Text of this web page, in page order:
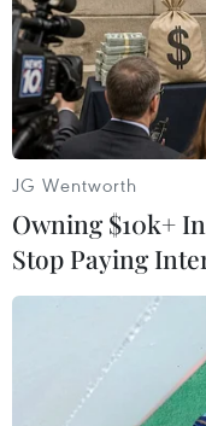
Công an Hà
trực tuyến, hỗ
11/03/2024 06:18
Công an thành
JG Wentworth
Owning $10k+
Stop Paying